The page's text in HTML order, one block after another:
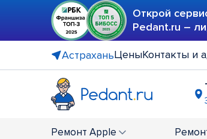
Открой
Pedant.ru –
АстраханьЦеныКонтакты и
Ремонт Apple